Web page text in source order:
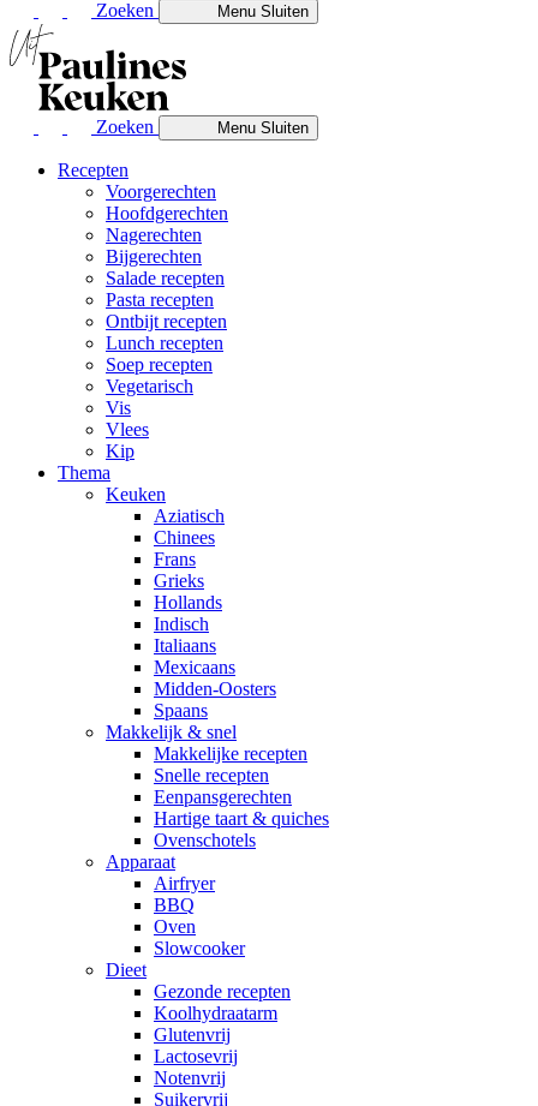
Zoeken
MenuSluiten
Zoeken MenuSluiten
Recepten
Voorgerechten
Hoofdgerechten
Nagerechten
Bijgerechten
Salade recepten
Pasta recepten
Ontbijt recepten
Lunch recepten
Soep recepten
Vegetarisch
Vis
Vlees
Kip
Thema
Keuken
Aziatisch
Chinees
Frans
Grieks
Hollands
Indisch
Italiaans
Mexicaans
Midden-Oosters
Spaans
Makkelijk & snel
Makkelijke recepten
Snelle recepten
Eenpansgerechten
Hartige taart & quiches
Ovenschotels
Apparaat
Airfryer
BBQ
Oven
Slowcooker
Dieet
Gezonde recepten
Koolhydraatarm
Glutenvrij
Lactosevrij
Notenvrij
Suikervrij